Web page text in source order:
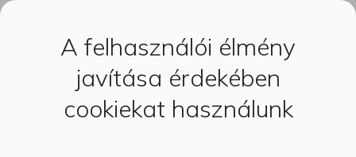
A felhasználói élmény
javítása érdekében
cookiekat használunk
2025-08-06